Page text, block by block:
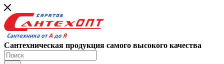
Сантехническая продукция самого высокого качества